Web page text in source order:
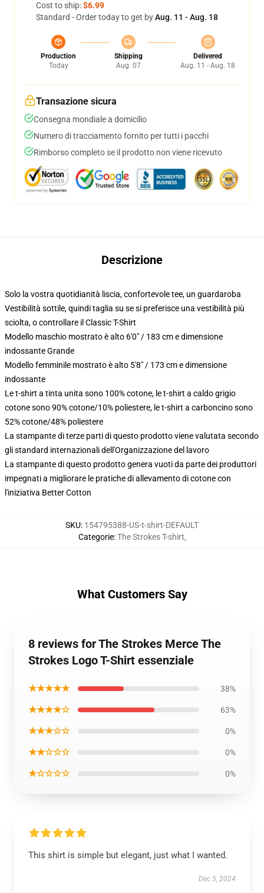
Cost to ship:$6.99
Standard - Order today to get byAug. 11 - Aug. 18
Production
Today
Shipping
Aug. 07
Delivered
Aug. 11 - Aug. 18
Transazione sicura
Consegna mondiale a domicilio
Numero di tracciamento fornito per tutti i pacchi
Rimborso completo se il prodotto non viene ricevuto
Descrizione
Solo la vostra quotidianità liscia, confortevole tee, un guardaroba
Vestibilità sottile, quindi taglia su se si preferisce una vestibilità più
sciolta, o controllare il Classic T-Shirt
Modello maschio mostrato è alto 6'0" / 183 cm e dimensione
indossante Grande
Modello femminile mostrato è alto 5'8" / 173 cm e dimensione
indossante
Le t-shirt a tinta unita sono 100% cotone, le t-shirt a caldo grigio
cotone sono 90% cotone/10% poliestere, le t-shirt a carboncino sono
52% cotone/48% poliestere
La stampante di terze parti di questo prodotto viene valutata secondo
gli standard internazionali dell'Organizzazione del lavoro
La stampante di questo prodotto genera vuoti da parte dei produttori
impegnati a migliorare le pratiche di allevamento di cotone con
l'iniziativa Better Cotton
SKU: 154795388-US-t-shirt-DEFAULT
Categorie:The Strokes T-shirt,
What Customers Say
8 reviews for The Strokes Merce The
Strokes Logo T-Shirt essenziale
★★★★★ 38%
★★★★☆ 63%
★★★☆☆ 0%
★★☆☆☆ 0%
★☆☆☆☆ 0%
This shirt is simple but elegant, just what I wanted.
Dec 5, 2024